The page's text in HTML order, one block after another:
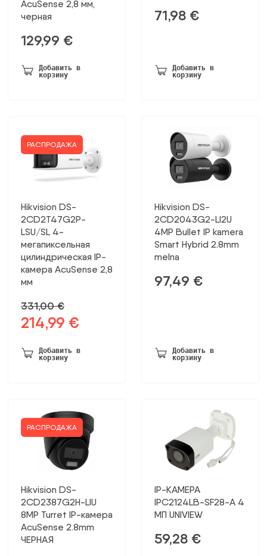
AcuSense 2,8 мм,
черная
129,99 €
Добавить в
корзину
71,98 €
Добавить в
корзину
РАСПРОДАЖА
Hikvision DS-
2CD2T47G2P-
LSU/SL 4-
мегапиксельная
цилиндрическая IP-
камера AcuSense 2,8
мм
331,00€
Первоначальная
была:
331,00 €.
214,99 €
214,99 €.
Добавить в
корзину
Hikvision DS-
2CD2043G2-LI2U
4MP Bullet IP kamera
Smart Hybrid 2.8mm
melna
97,49 €
Добавить в
корзину
РАСПРОДАЖА
Hikvision DS-
2CD2387G2H-LIU
8MP Turret IP-камера
AcuSense 2.8mm
ЧЕРНАЯ
IP-КАМЕРА
IPC2124LB-SF28-A 4
МП UNIVIEW
59,28 €